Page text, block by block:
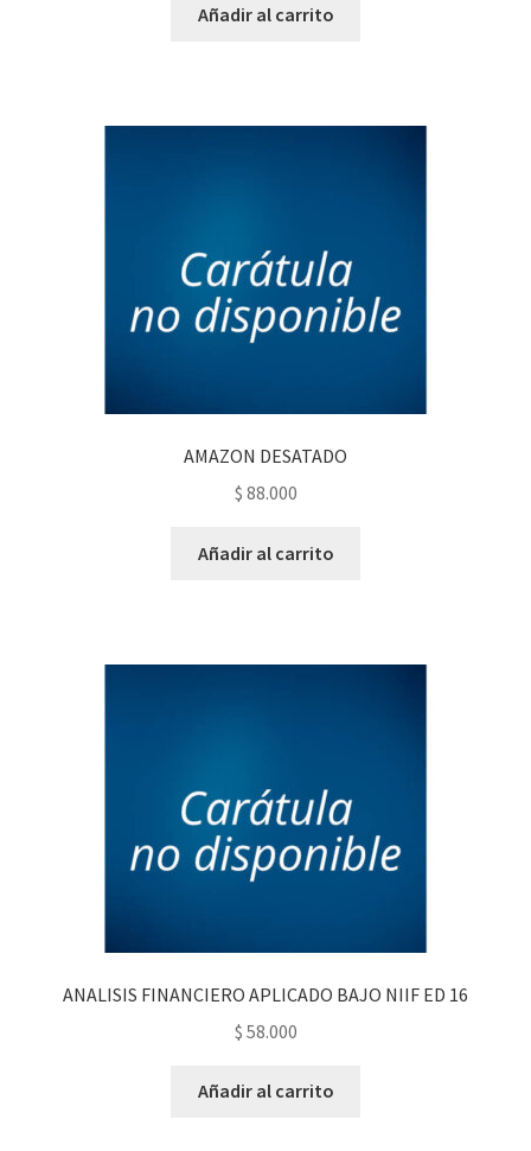
Añadir al carrito
AMAZON DESATADO
$ 88.000
Añadir al carrito
ANALISIS FINANCIERO APLICADO BAJO NIIF ED 16
$ 58.000
Añadir al carrito